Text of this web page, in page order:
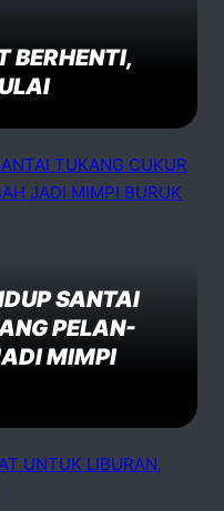
BERHENTI,
SANTAI
PELAN-
MIMPI